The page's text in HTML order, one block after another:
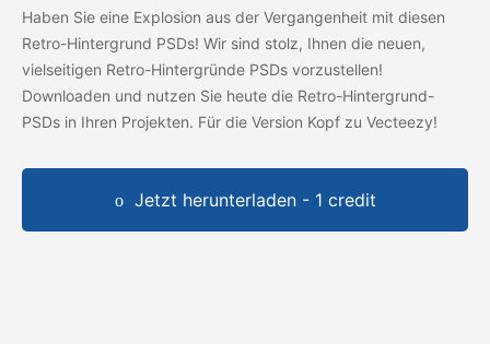
Haben Sie eine Explosion aus der Vergangenheit mit diesen
Retro-Hintergrund PSDs! Wir sind stolz, Ihnen die neuen,
vielseitigen Retro-Hintergründe PSDs vorzustellen!
Downloaden und nutzen Sie heute die Retro-Hintergrund-
PSDs in Ihren Projekten. Für die Version Kopf zu Vecteezy!
Jetzt herunterladen - 1 credit